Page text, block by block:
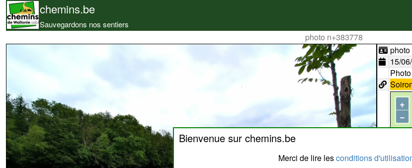
chemins.be
Sauvegardons nos sentiers
photo n+383778
Bienvenue sur chemins.be
Merci de lire lesconditions
15/
+
−